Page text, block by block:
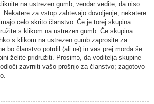
na ustrezen gumb, vendar vedite, da niso
Nekatere za vstop zahtevajo dovoljenje, nekatere
celo skrito članstvo. Če je torej skupina
s klikom na ustrezen gumb. Če skupina
s klikom na ustrezen gumb zaprosite za
bo članstvo potrdil (ali ne) in vas prej morda še
želite pridružiti. Prosimo, da voditelja skupine
zavrniti vašo prošnjo za članstvo; zagotovo